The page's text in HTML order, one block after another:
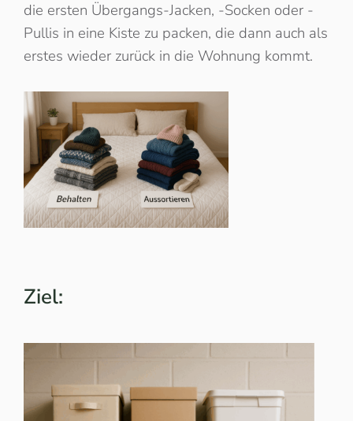
die ersten Übergangs-Jacken, -Socken oder -
Pullis in eine Kiste zu packen, die dann auch als
erstes wieder zurück in die Wohnung kommt.
Ziel: